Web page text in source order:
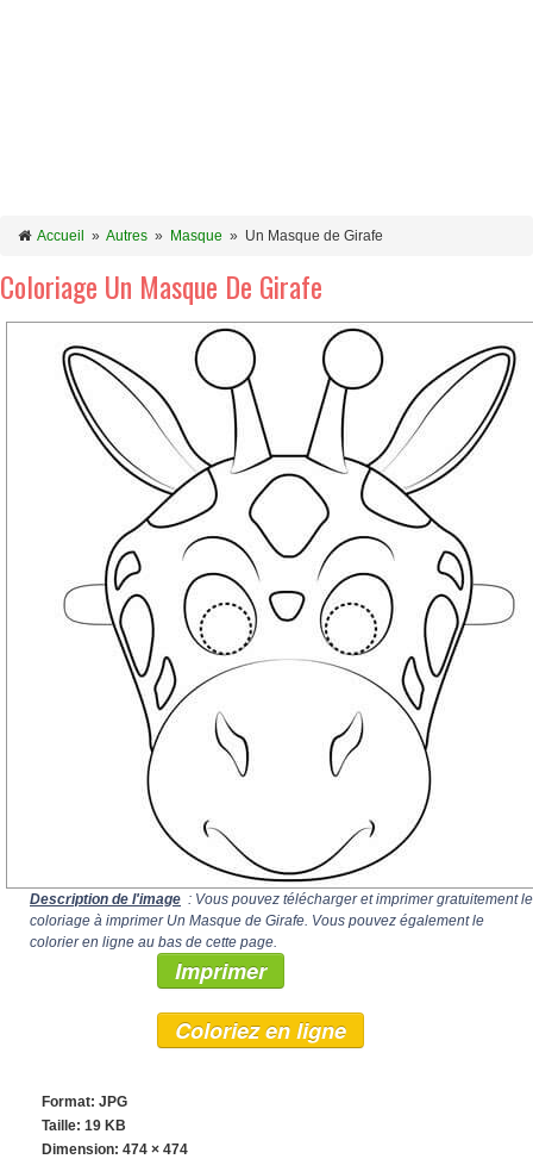
Accueil » Autres » Masque » Un Masque de Girafe
Coloriage Un Masque De Girafe
Description de l'image : Vous pouvez télécharger et imprimer gratuitement le
coloriage à imprimer Un Masque de Girafe. Vous pouvez également le
colorier en ligne au bas de cette page.
Imprimer
Coloriez en ligne
Format: JPG
Taille: 19 KB
Dimension: 474 × 474